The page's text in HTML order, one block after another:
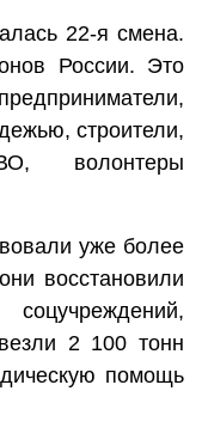
22-я смена.
России. Это
строители,
волонтеры
уже более
восстановили
2 100 тонн
помощь